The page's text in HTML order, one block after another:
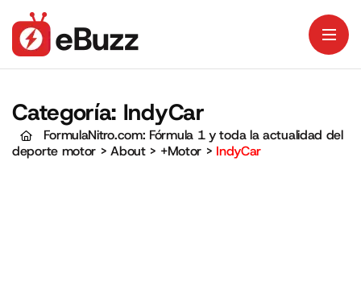
Categoría: IndyCar
FormulaNitro.com: Fórmula 1 y toda la actualidad del
deporte motor >About> +Motor > IndyCar